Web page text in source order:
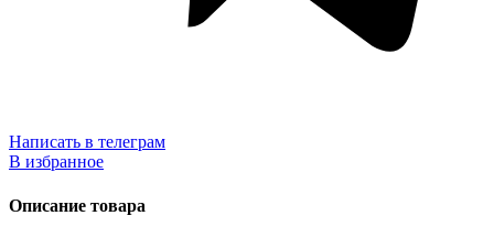
Написать в телеграм
В избранное
Описание товара